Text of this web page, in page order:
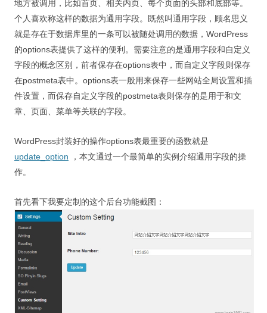
地方被调用，比如首页、相关内页、每个页面的头部和底部等。
个人喜欢称这样的数据为通用字段。既然叫通用字段，顾名思义
就是存在于数据库里的一条可以被随处调用的数据，WordPress
的options表提供了这样的便利。需要注意的是通用字段和自定义
字段的概念区别，前者保存在options表中，而自定义字段则保存
在postmeta表中。options表一般用来保存一些网站全局设置和插
件设置，而保存自定义字段的postmeta表则保存的是用于和文
章、页面、菜单等关联的字段。
WordPress封装好的操作options表最重要的函数就是
update_option ，本文通过一个最简单的实例介绍通用字段的操
作。
首先看下我要定制的这个后台功能截图：